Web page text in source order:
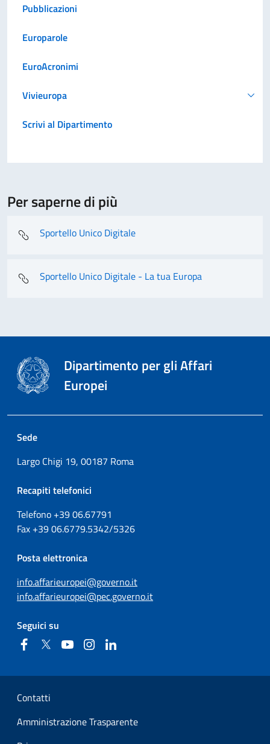
Pubblicazioni
Europarole
EuroAcronimi
Vivieuropa
Scrivi al Dipartimento
Per saperne di più
Sportello Unico Digitale
Sportello Unico Digitale - La tua Europa
Dipartimento per gli Affari
Europei
Sede
Largo Chigi 19, 00187 Roma
Recapiti telefonici
Telefono +3906.67791
Fax +3906.6779.5342/5326
Posta elettronica
info.affarieuropei@governo.it
info.affarieuropei@pec.governo.it
Seguici su
FacebookTwitter YouTubeInstagram
Sezione Link Utili
Contatti
Amministrazione Trasparente